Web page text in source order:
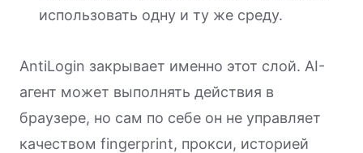
использовать одну и ту же среду.
AntiLogin закрывает именно этот слой. AI-
агент может выполнять действия в
браузере, но сам по себе он не управляет
качеством fingerprint, прокси, историей